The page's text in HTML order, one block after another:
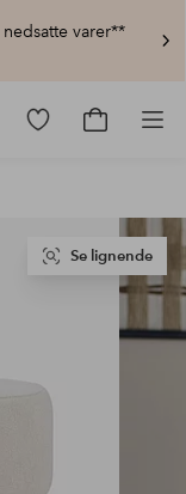
varer**
Gå
Gå
Se lignende